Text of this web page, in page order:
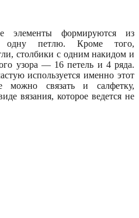
элементы формируются из
одну петлю. Кроме того,
столбики с одним накидом и
узора — 16 петель и 4 ряда.
используется именно этот
связать и салфетку,
вязания, которое ведется не